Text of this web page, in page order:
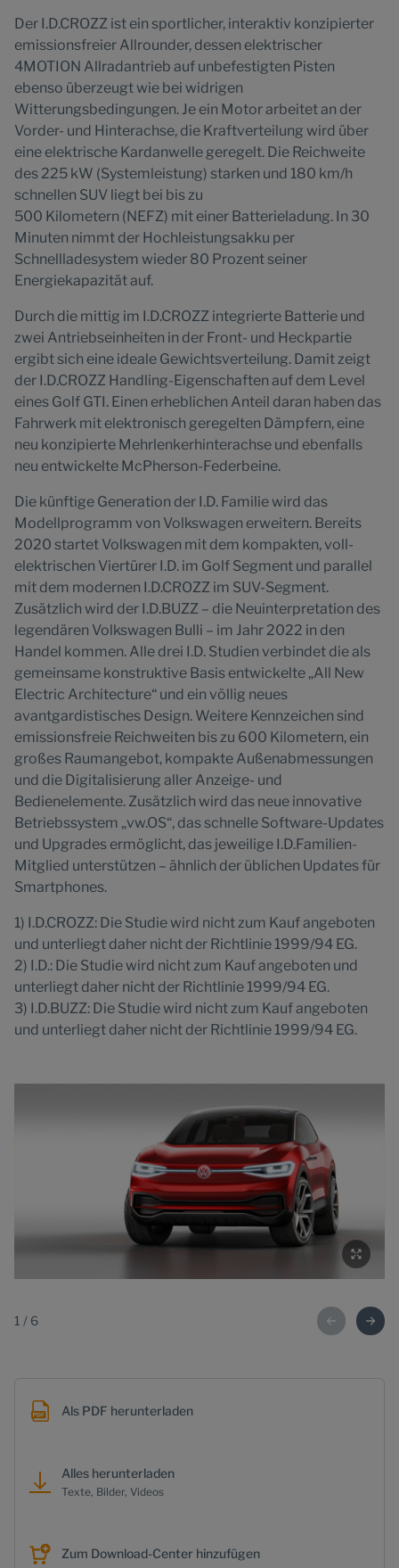
Der I.D.CROZZ ist ein sportlicher, interaktiv konzipierter
emissionsfreier Allrounder, dessen elektrischer
4MOTION Allradantrieb auf unbefestigten Pisten
ebenso überzeugt wie bei widrigen
Witterungsbedingungen. Je ein Motor arbeitet an der
Vorder- und Hinterachse, die Kraftverteilung wird über
eine elektrische Kardanwelle geregelt. Die Reichweite
des 225 kW (Systemleistung) starken und 180 km/h
schnellen SUV liegt bei bis zu
500 Kilometern (NEFZ) mit einer Batterieladung. In 30
Minuten nimmt der Hochleistungsakku per
Schnellladesystem wieder 80 Prozent seiner
Energiekapazität auf.
Durch die mittig im I.D.CROZZ integrierte Batterie und
zwei Antriebseinheiten in der Front- und Heckpartie
ergibt sich eine ideale Gewichtsverteilung. Damit zeigt
der I.D.CROZZ Handling-Eigenschaften auf dem Level
eines Golf GTI. Einen erheblichen Anteil daran haben das
Fahrwerk mit elektronisch geregelten Dämpfern, eine
neu konzipierte Mehrlenkerhinterachse und ebenfalls
neu entwickelte McPherson-Federbeine.
Die künftige Generation der I.D. Familie wird das
Modellprogramm von Volkswagen erweitern. Bereits
2020 startet Volkswagen mit dem kompakten, voll-
elektrischen Viertürer I.D. im Golf Segment und parallel
mit dem modernen I.D.CROZZ im SUV-Segment.
Zusätzlich wird der I.D.BUZZ – die Neuinterpretation des
legendären Volkswagen Bulli – im Jahr 2022 in den
Handel kommen. Alle drei I.D. Studien verbindet die als
gemeinsame konstruktive Basis entwickelte „All New
Electric Architecture“ und ein völlig neues
avantgardistisches Design. Weitere Kennzeichen sind
emissionsfreie Reichweiten bis zu 600 Kilometern, ein
großes Raumangebot, kompakte Außenabmessungen
und die Digitalisierung aller Anzeige- und
Bedienelemente. Zusätzlich wird das neue innovative
Betriebssystem „vw.OS“, das schnelle Software-Updates
und Upgrades ermöglicht, das jeweilige I.D.Familien-
Mitglied unterstützen – ähnlich der üblichen Updates für
Smartphones.
1) I.D.CROZZ: Die Studie wird nicht zum Kauf angeboten
und unterliegt daher nicht der Richtlinie 1999/94 EG.
2) I.D.: Die Studie wird nicht zum Kauf angeboten und
unterliegt daher nicht der Richtlinie 1999/94 EG.
3) I.D.BUZZ: Die Studie wird nicht zum Kauf angeboten
und unterliegt daher nicht der Richtlinie 1999/94 EG.
1 / 6
Als PDF herunterladen
Alles herunterladen
Texte, Bilder, Videos
Zum Download-Center hinzufügen